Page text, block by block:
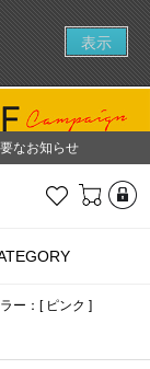
表示
なお知らせ
お気に入り
ー：[ ピンク ]